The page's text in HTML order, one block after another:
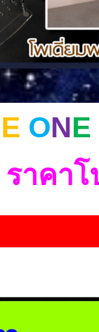
E ONE
ราคาโ